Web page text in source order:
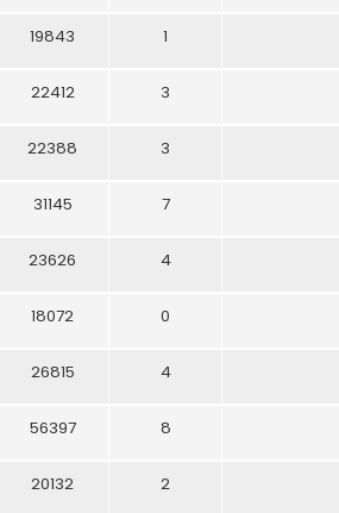
1
19843
3
22412
3
22388
7
31145
4
23626
0
18072
4
26815
8
56397
2
20132